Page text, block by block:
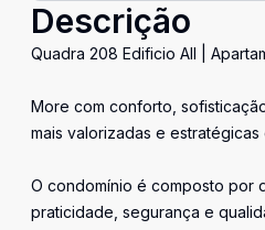
Descrição
Quadra 208 Edificio All |
More com conforto,
mais valorizadas e estratégicas
O condomínio é composto por
praticidade, segurança e